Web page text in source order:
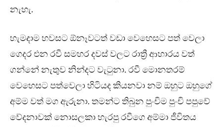
නැහැ.
හැමදාම හවසට ඕනෑවටත් වඩා වෙහෙසට පත් වෙලා
ගෙදර එන රවී සමහර දවස් වලට රාත්‍රී ආහාරය වත්
ගන්නේ නැතුව නින්දට වැටුනා. රවී මොනතරම්
වෙහෙසට පත්වෙලා හිටියද කියනවා නම් ඔහුට ඔහුගේ
අම්ම වත් මග ඇරුනා. තමන්ට තිබුන පුංචිම පුංචි පපුවේ
වේදනාවක් නොසලකා හැරපු රවීගෙ අම්මා ජීවිතය